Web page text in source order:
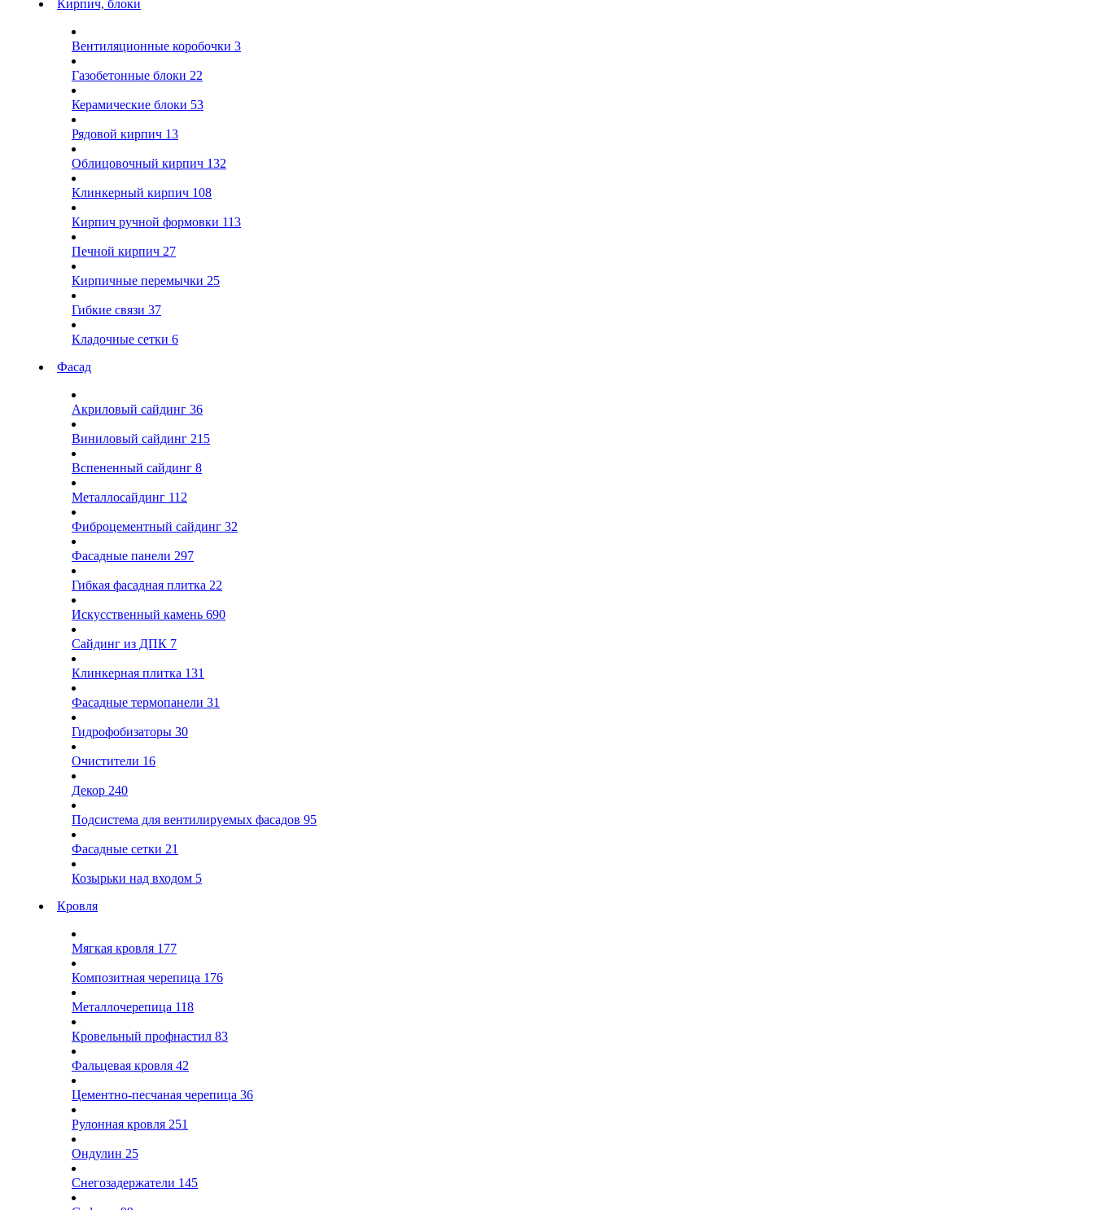
Кирпич, блоки
Вентиляционные коробочки 3
Газобетонные блоки 22
Керамические блоки 53
Рядовой кирпич 13
Облицовочный кирпич 132
Клинкерный кирпич 108
Кирпич ручной формовки 113
Печной кирпич 27
Кирпичные перемычки 25
Гибкие связи 37
Кладочные сетки 6
Фасад
Акриловый сайдинг 36
Виниловый сайдинг 215
Вспененный сайдинг 8
Металлосайдинг 112
Фиброцементный сайдинг 32
Фасадные панели 297
Гибкая фасадная плитка 22
Искусственный камень 690
Сайдинг из ДПК 7
Клинкерная плитка 131
Фасадные термопанели 31
Гидрофобизаторы 30
Очистители 16
Декор 240
Подсистема для вентилируемых фасадов 95
Фасадные сетки 21
Козырьки над входом 5
Кровля
Мягкая кровля 177
Композитная черепица 176
Металлочерепица 118
Кровельный профнастил 83
Фальцевая кровля 42
Цементно-песчаная черепица 36
Рулонная кровля 251
Ондулин 25
Снегозадержатели 145